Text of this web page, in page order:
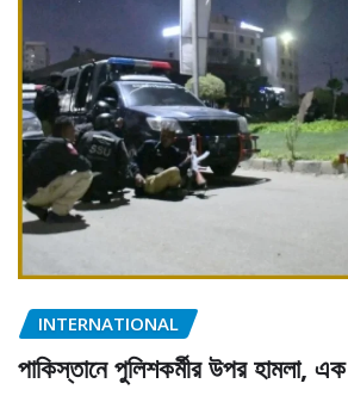
INTERNATIONAL
পাকিস্তানে পুলিশকর্মীর উপর হামলা,